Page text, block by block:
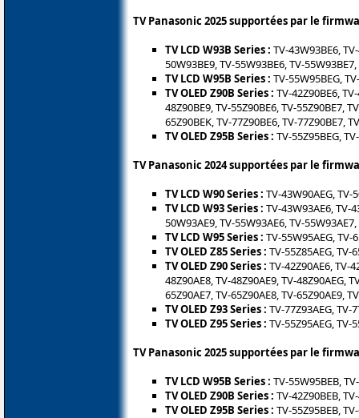
TV Panasonic 2025 supportées par le
TV LCD W93B Series : TV-43W93BE6,
50W93BE9, TV-55W93BE6, TV-
TV LCD W95B Series : TV-55W95BEG,
TV OLED Z90B Series : TV-42Z90BE6,
48Z90BE9, TV-55Z90BE6, TV-55Z90BE7,
65Z90BEK, TV-77Z90BE6, TV-77Z90BE7,
TV OLED Z95B Series : TV-55Z95BEG,
TV Panasonic 2024 supportées par le
TV LCD W90 Series : TV-43W90AEG, TV-
TV LCD W93 Series : TV-43W93AE6, TV-
50W93AE9, TV-55W93AE6, TV-
TV LCD W95 Series : TV-55W95AEG, TV-
TV OLED Z85 Series : TV-55Z85AEG, TV-
TV OLED Z90 Series : TV-42Z90AE6, TV-
48Z90AE8, TV-48Z90AE9, TV-48Z90AEG,
65Z90AE7, TV-65Z90AE8, TV-65Z90AE9,
TV OLED Z93 Series : TV-77Z93AEG, TV-
TV OLED Z95 Series : TV-55Z95AEG, TV-
TV Panasonic 2025 supportées par le
TV LCD W95B Series : TV-55W95BEB,
TV OLED Z90B Series : TV-42Z90BEB,
TV OLED Z95B Series : TV-55Z95BEB,